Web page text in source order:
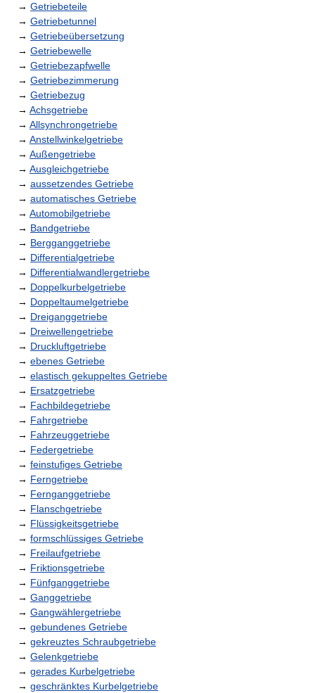
→ Getriebeteile
→ Getriebetunnel
→ Getriebeübersetzung
→ Getriebewelle
→ Getriebezapfwelle
→ Getriebezimmerung
→ Getriebezug
→ Achsgetriebe
→ Allsynchrongetriebe
→ Anstellwinkelgetriebe
→ Außengetriebe
→ Ausgleichgetriebe
→ aussetzendes Getriebe
→ automatisches Getriebe
→ Automobilgetriebe
→ Bandgetriebe
→ Bergganggetriebe
→ Differentialgetriebe
→ Differentialwandlergetriebe
→ Doppelkurbelgetriebe
→ Doppeltaumelgetriebe
→ Dreiganggetriebe
→ Dreiwellengetriebe
→ Druckluftgetriebe
→ ebenes Getriebe
→ elastisch gekuppeltes Getriebe
→ Ersatzgetriebe
→ Fachbildegetriebe
→ Fahrgetriebe
→ Fahrzeuggetriebe
→ Federgetriebe
→ feinstufiges Getriebe
→ Ferngetriebe
→ Fernganggetriebe
→ Flanschgetriebe
→ Flüssigkeitsgetriebe
→ formschlüssiges Getriebe
→ Freilaufgetriebe
→ Friktionsgetriebe
→ Fünfganggetriebe
→ Ganggetriebe
→ Gangwählergetriebe
→ gebundenes Getriebe
→ gekreuztes Schraubgetriebe
→ Gelenkgetriebe
→ gerades Kurbelgetriebe
→ geschränktes Kurbelgetriebe